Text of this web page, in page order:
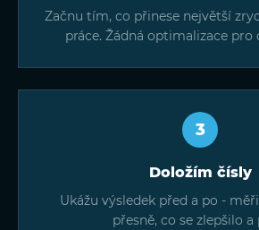
Začnu tím, co přinese největší
práce. Žádná optimalizace pro
3
Doložím čísly
Ukážu výsledek před a po -
přesně, co se zlepšilo a